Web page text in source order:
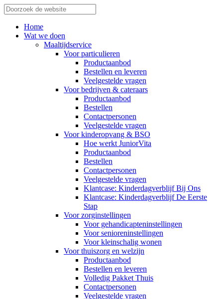
Home
Wat we doen
Maaltijdservice
Voor particulieren
Productaanbod
Bestellen en leveren
Veelgestelde vragen
Voor bedrijven & cateraars
Productaanbod
Bestellen
Contactpersonen
Veelgestelde vragen
Voor kinderopvang & BSO
Hoe werkt JuniorVita
Productaanbod
Bestellen
Contactpersonen
Veelgestelde vragen
Klantcase: Kinderdagverblijf Bij Ons
Klantcase: Kinderdagverblijf De Eerste
Stap
Voor zorginstellingen
Voor gehandicapteninstellingen
Voor senioreninstellingen
Voor kleinschalig wonen
Voor thuiszorg en welzijn
Productaanbod
Bestellen en leveren
Volledig Pakket Thuis
Contactpersonen
Veelgestelde vragen